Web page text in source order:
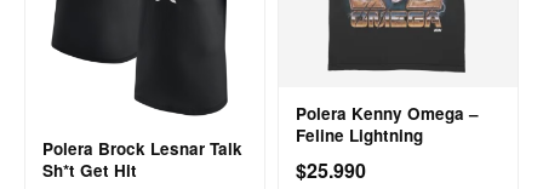
Polera Brock Lesnar Talk
Sh*t Get Hit
Polera Kenny Omega –
Feline Lightning
$25.990